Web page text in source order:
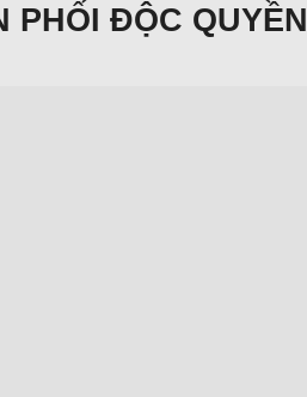
PHỐI ĐỘC QUYỀN